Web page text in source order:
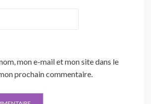
mon e-mail et mon site dans le
prochain commentaire.